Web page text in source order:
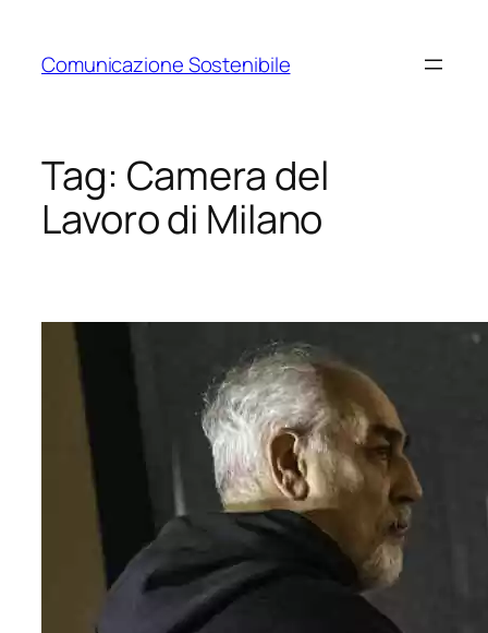
contenuto
Comunicazione Sostenibile
Tag: Camera del
Lavoro di Milano